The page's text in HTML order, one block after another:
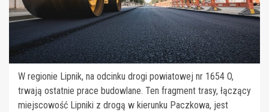
W regionie Lipnik, na odcinku drogi powiatowej nr 1654 O,
trwają ostatnie prace budowlane. Ten fragment trasy, łączący
miejscowość Lipniki z drogą w kierunku Paczkowa, jest